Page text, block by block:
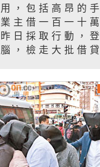
用，包括高昂的
業主借一百一十
昨日採取行動，
腦，檢走大批借